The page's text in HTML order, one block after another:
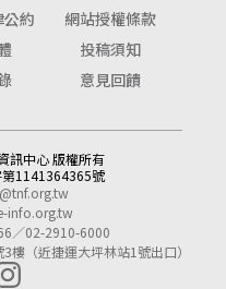
約
網站授權條款
投稿須知
意見回饋
訊中心 版權所有
1141364365號
info.org.tw
／02-2910-6000
（近捷運大坪林站1號出口）